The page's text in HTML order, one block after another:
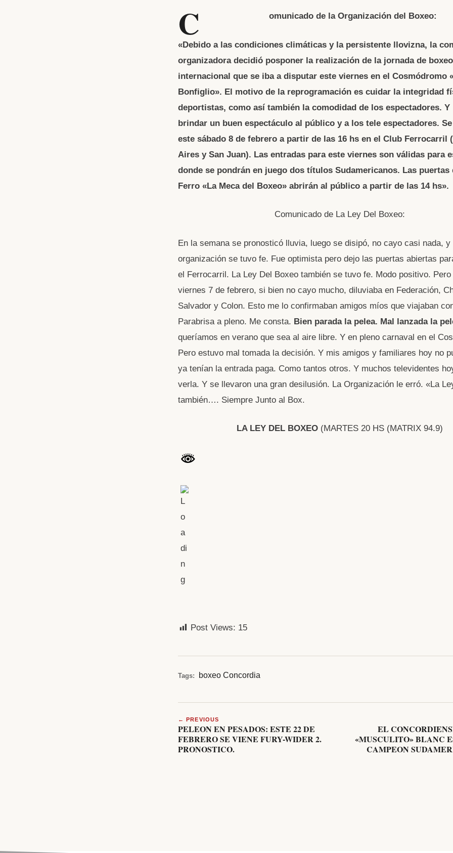
c
e
b
o
o
k
s
A
p
p
C omunicado de la Organización del Boxeo:
«Debido a las condiciones climáticas y la persistente llovizna, la
organizadora decidió posponer la realización de la jornada de boxeo
internacional que se iba a disputar este viernes en el Cosmódromo
Bonfiglio». El motivo de la reprogramación es cuidar la integridad
deportistas, como así también la comodidad de los espectadores. Y
brindar un buen espectáculo al público y a los tele espectadores.
este sábado 8 de febrero a partir de las 16 hs en el Club Ferrocarril
Aires y San Juan). Las entradas para este viernes son válidas para
donde se pondrán en juego dos títulos Sudamericanos. Las puertas
Ferro «La Meca del Boxeo» abrirán al público a partir de las 14 hs».
Comunicado de La Ley Del Boxeo:
En la semana se pronosticó lluvia, luego se disipó, no cayo casi nada, y
organización se tuvo fe. Fue optimista pero dejo las puertas abiertas
el Ferrocarril. La Ley Del Boxeo también se tuvo fe. Modo positivo. Pero
viernes 7 de febrero, si bien no cayo mucho, diluviaba en Federación,
Salvador y Colon. Esto me lo confirmaban amigos míos que viajaban
Parabrisa a pleno. Me consta. Bien parada la pelea. Mal lanzada la
queríamos en verano que sea al aire libre. Y en pleno carnaval en el
Pero estuvo mal tomada la decisión. Y mis amigos y familiares hoy no
ya tenían la entrada paga. Como tantos otros. Y muchos televidentes
verla. Y se llevaron una gran desilusión. La Organización le erró. «La
también…. Siempre Junto al Box.
LA LEY DEL BOXEO (MARTES 20 HS (MATRIX 94.9)
Post Views: 15
Tags: boxeo Concordia
← PREVIOUS
PELEON EN PESADOS: ESTE 22 DE
FEBRERO SE VIENE FURY-WIDER 2.
PRONOSTICO.
EL
«MUSCULITO» BLANC
CAMPEON